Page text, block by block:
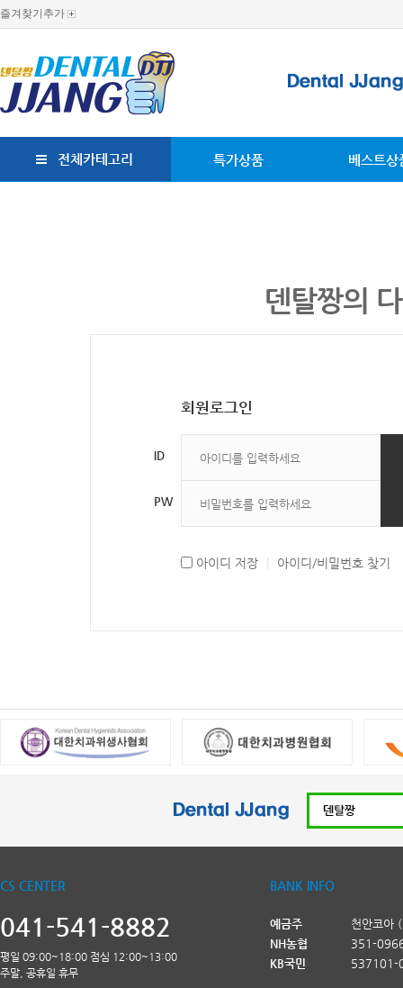
즐겨찾기추가
전체카테고리 특가상품 베스트상
덴탈짱의
회원로그인
ID
PW
아이디 저장 아이디/비밀번호 찾기
CS CENTER
041-541-8882
평일 09:00~18:00 점심 12:00~13:00
주말, 공휴일 휴무
BANK INFO
예금주
천안코아
NH농협
351-
KB국민
537101-